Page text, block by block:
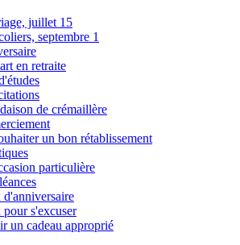
juillet 15
septembre 1
en retraite
de crémaillère
un bon rétablissement
particulière
d'anniversaire
pour s'excuser
un cadeau approprié